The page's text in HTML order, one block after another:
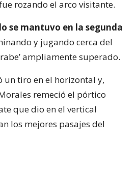
rozando el arco visitante.
se mantuvo en la segunda
y jugando cerca del
ampliamente superado.
un tiro en el horizontal y,
remeció el pórtico
que dio en el vertical
los mejores pasajes del